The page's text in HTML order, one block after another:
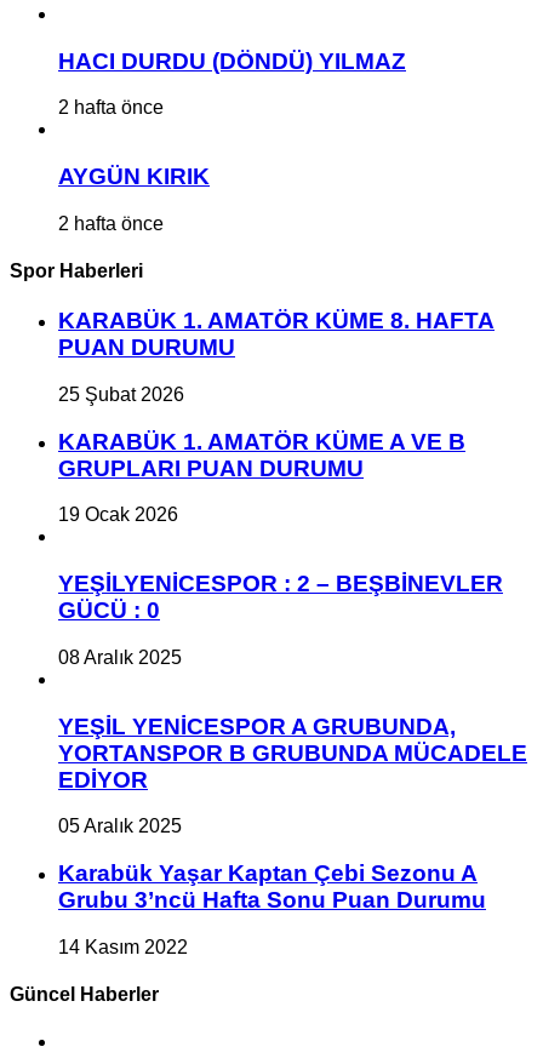
HACI DURDU (DÖNDÜ) YILMAZ
2 hafta önce
AYGÜN KIRIK
2 hafta önce
Spor Haberleri
KARABÜK 1. AMATÖR KÜME 8. HAFTA
PUAN DURUMU
25 Şubat 2026
KARABÜK 1. AMATÖR KÜME A VE B
GRUPLARI PUAN DURUMU
19 Ocak 2026
YEŞİLYENİCESPOR : 2 – BEŞBİNEVLER
GÜCÜ : 0
08 Aralık 2025
YEŞİL YENİCESPOR A GRUBUNDA,
YORTANSPOR B GRUBUNDA MÜCADELE
EDİYOR
05 Aralık 2025
Karabük Yaşar Kaptan Çebi Sezonu A
Grubu 3’ncü Hafta Sonu Puan Durumu
14 Kasım 2022
Güncel Haberler